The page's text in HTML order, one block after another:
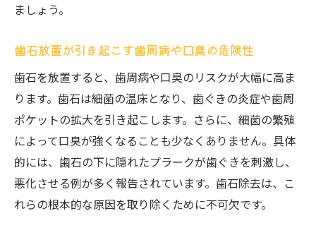
ましょう。
歯石放置が引き起こす歯周病や口臭の危険性
歯石を放置すると、歯周病や口臭のリスクが大幅に高ま
ります。歯石は細菌の温床となり、歯ぐきの炎症や歯周
ポケットの拡大を引き起こします。さらに、細菌の繁殖
によって口臭が強くなることも少なくありません。具体
的には、歯石の下に隠れたプラークが歯ぐきを刺激し、
悪化させる例が多く報告されています。歯石除去は、こ
れらの根本的な原因を取り除くために不可欠です。